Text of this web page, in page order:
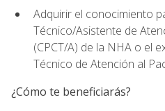
Adquirir el conocimiento
Técnico/Asistente de
(CPCT/A) de la NHA o el
Técnico de Atención al
¿Cómo te beneficiarás?